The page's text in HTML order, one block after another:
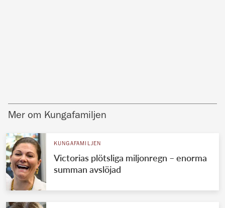
Mer om Kungafamiljen
KUNGAFAMILJEN
Victorias plötsliga miljonregn – enorma
summan avslöjad